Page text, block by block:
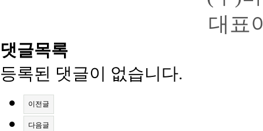
대표
댓글목록
등록된 댓글이 없습니다.
이전글
다음글